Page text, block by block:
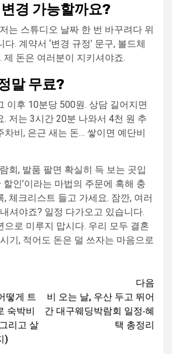
경 가능할까요?
는 스튜디오 날짜 한 번 바꾸려다 위
. 계약서 ‘변경 규정’ 문구, 볼드체
제 돈은 여러분이 지키셔야죠.
말 무료?
이후 10분당 500원. 상담 길어지면
. 저는 3시간 20분 나와서 4천 원 추
차비, 은근 새는 돈… 쌓이면 예단비
회, 발품 팔면 확실히 득 보는 곳입
할인’이라는 마법의 주문에 혹해 충
, 체크리스트 들고 가세요. 잠깐, 여러
셔야죠? 일정 다가오고 있습니다.
으로 미루지 맙시다. 우리 모두 결혼
기, 적어도 돈은 덜 쓰자는 마음으로
떻게 트
숙박비
리고 살
)
다음
비 오는 날, 우산 두고 뛰어
간 대구웨딩박람회 일정‧혜
택 총정리